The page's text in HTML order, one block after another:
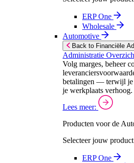
ERP One
Wholesale
Automotive
Back to Financiële
Administratie
Volg marges, beheer
betalingen — terwijl je
je werkplaats verhoog.
Lees meer:
Producten voor de
Selecteer jouw
ERP One